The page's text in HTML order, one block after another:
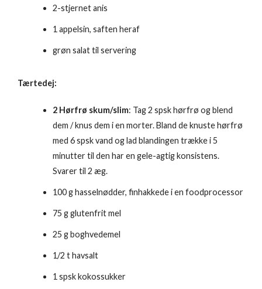
2-stjernet anis
1 appelsin, saften heraf
grøn salat til servering
Tærtedej:
2 Hørfrø skum/slim: Tag 2 spsk hørfrø og blend
dem / knus dem i en morter. Bland de knuste hørfrø
med 6 spsk vand og lad blandingen trække i 5
minutter til den har en gele-agtig konsistens.
Svarer til 2 æg.
100 g hasselnødder, finhakkede i en foodprocessor
75 g glutenfrit mel
25 g boghvedemel
1/2 t havsalt
1 spsk kokossukker